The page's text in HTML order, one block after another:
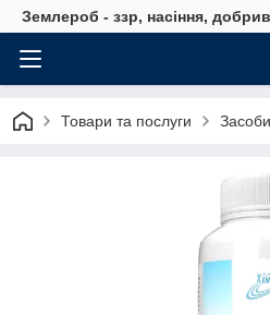
Землероб - ззр, насіння,
Товари та послуги